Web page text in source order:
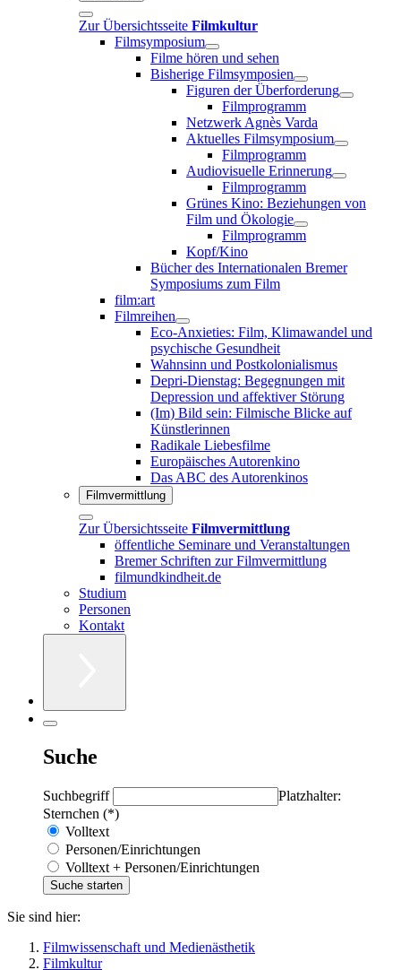
Zur Übersichtsseite Filmkultur
Filmsymposium
Filme hören und sehen
Bisherige Filmsymposien
Figuren der Überforderung
Filmprogramm
Netzwerk Agnès Varda
Aktuelles Filmsymposium
Filmprogramm
Audiovisuelle Erinnerung
Filmprogramm
Grünes Kino: Beziehungen von
Film und Ökologie
Filmprogramm
Kopf/Kino
Bücher des Internationalen Bremer
Symposiums zum Film
film:art
Filmreihen
Eco-Anxieties: Film, Klimawandel und
psychische Gesundheit
Wahnsinn und Postkolonialismus
Depri-Dienstag: Begegnungen mit
Depression und affektiver Störung
(Im) Bild sein: Filmische Blicke auf
Künstlerinnen
Radikale Liebesfilme
Europäisches Autorenkino
Das ABC des Autorenkinos
Filmvermittlung
Zur Übersichtsseite Filmvermittlung
öffentliche Seminare und Veranstaltungen
Bremer Schriften zur Filmvermittlung
filmundkindheit.de
Studium
Personen
Kontakt
Suche
Suchbegriff
Platzhalter:
Sternchen (*)
Volltext
Personen/Einrichtungen
Volltext + Personen/Einrichtungen
Sie sind hier:
Filmwissenschaft und Medienästhetik
Filmkultur